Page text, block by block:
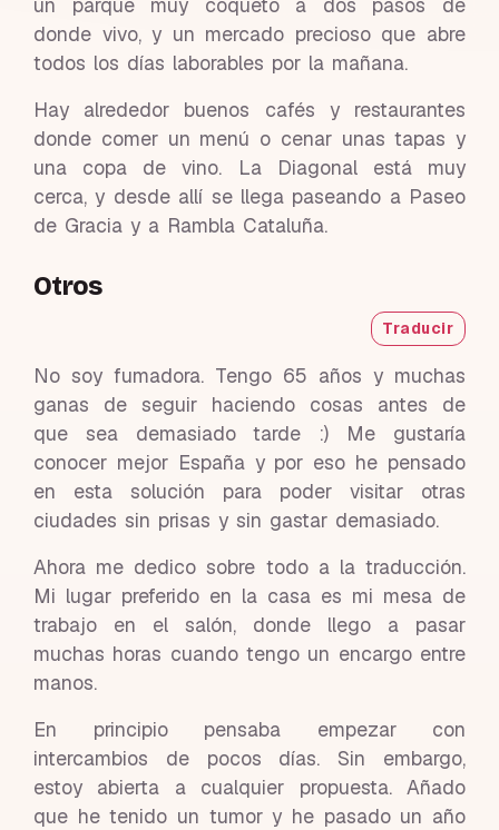
un parque muy coqueto a dos pasos de
donde vivo, y un mercado precioso que abre
todos los días laborables por la mañana.
Hay alrededor buenos cafés y restaurantes
donde comer un menú o cenar unas tapas y
una copa de vino. La Diagonal está muy
cerca, y desde allí se llega paseando a Paseo
de Gracia y a Rambla Cataluña.
Otros
Traducir
No soy fumadora. Tengo 65 años y muchas
ganas de seguir haciendo cosas antes de
que sea demasiado tarde :) Me gustaría
conocer mejor España y por eso he pensado
en esta solución para poder visitar otras
ciudades sin prisas y sin gastar demasiado.
Ahora me dedico sobre todo a la traducción.
Mi lugar preferido en la casa es mi mesa de
trabajo en el salón, donde llego a pasar
muchas horas cuando tengo un encargo entre
manos.
En principio pensaba empezar con
intercambios de pocos días. Sin embargo,
estoy abierta a cualquier propuesta. Añado
que he tenido un tumor y he pasado un año